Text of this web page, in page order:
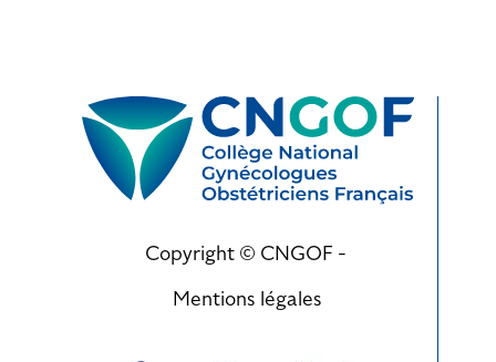
Copyright © CNGOF -
Mentions légales